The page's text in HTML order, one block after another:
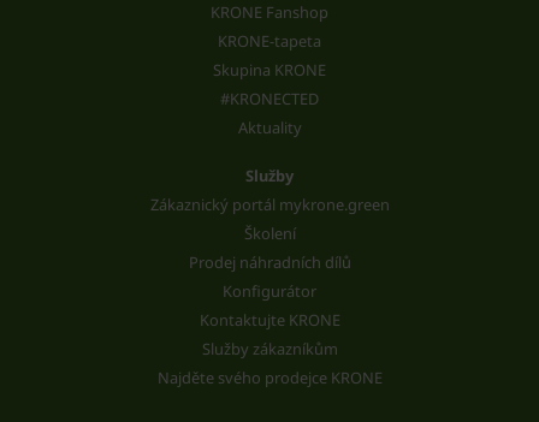
KRONE Fanshop
KRONE-tapeta
Skupina KRONE
#KRONECTED
Aktuality
Služby
Zákaznický portál mykrone.green
Školení
Prodej náhradních dílů
Konfigurátor
Kontaktujte KRONE
Služby zákazníkům
Najděte svého prodejce KRONE